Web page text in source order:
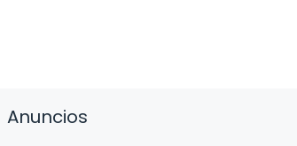
Anuncios